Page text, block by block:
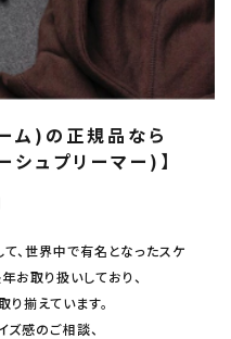
)の正規品なら
ュプリーマー)】
、世界中で有名となったスケ
お取り扱いしており、
揃えています。
ズ感のご相談、